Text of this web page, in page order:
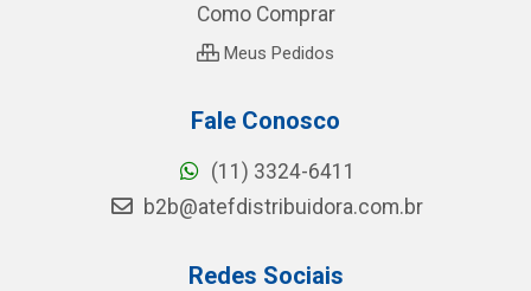
Como Comprar
Meus Pedidos
Fale Conosco
(11) 3324-6411
b2b@atefdistribuidora.com.br
Redes Sociais